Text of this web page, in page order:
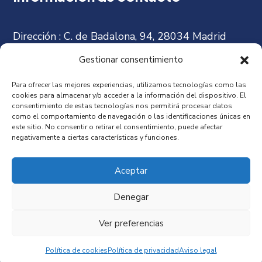
Gestionar consentimiento
Para ofrecer las mejores experiencias, utilizamos tecnologías como las
cookies para almacenar y/o acceder a la información del dispositivo. El
consentimiento de estas tecnologías nos permitirá procesar datos
como el comportamiento de navegación o las identificaciones únicas en
este sitio. No consentir o retirar el consentimiento, puede afectar
negativamente a ciertas características y funciones.
Aceptar
Denegar
Ver preferencias
Política de cookiesPolítica de privacidadAviso legal
Dirección :C. de Badalona, 94, 28034 Madrid
carlosdmilenio@hotmail.com
Teléfono :
917 34 68 32
por By360
Política de PrivacidadAviso legalPolítica de Cookies